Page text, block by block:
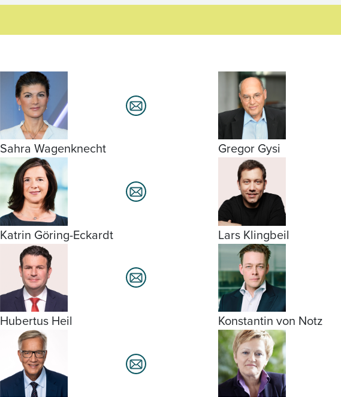
Sahra Wagenknecht Gregor Gysi
Katrin Göring-Eckardt Lars Klingbeil
Hubertus Heil Konstantin von Notz